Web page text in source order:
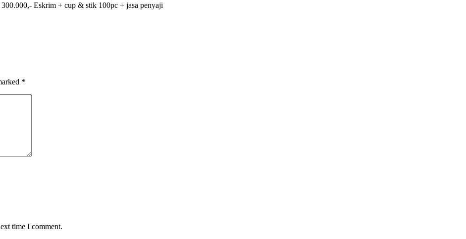
Eskrim + cup & stik 100pc + jasa penyaji
*
time I comment.